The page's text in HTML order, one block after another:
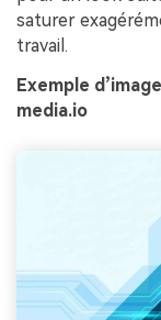
saturer
travail.
Exemple
media.io